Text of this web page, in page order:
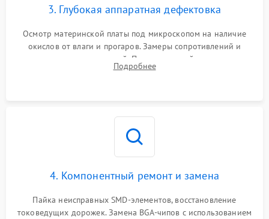
3. Глубокая аппаратная дефектовка
Осмотр материнской платы под микроскопом на наличие
окислов от влаги и прогаров. Замеры сопротивлений и
дежурных напряжений. Проверка цепей питания,
мультиконтроллера, процессора и видеочипа.
Подробнее
4. Компонентный ремонт и замена
Пайка неисправных SMD-элементов, восстановление
токоведущих дорожек. Замена BGA-чипов с использованием